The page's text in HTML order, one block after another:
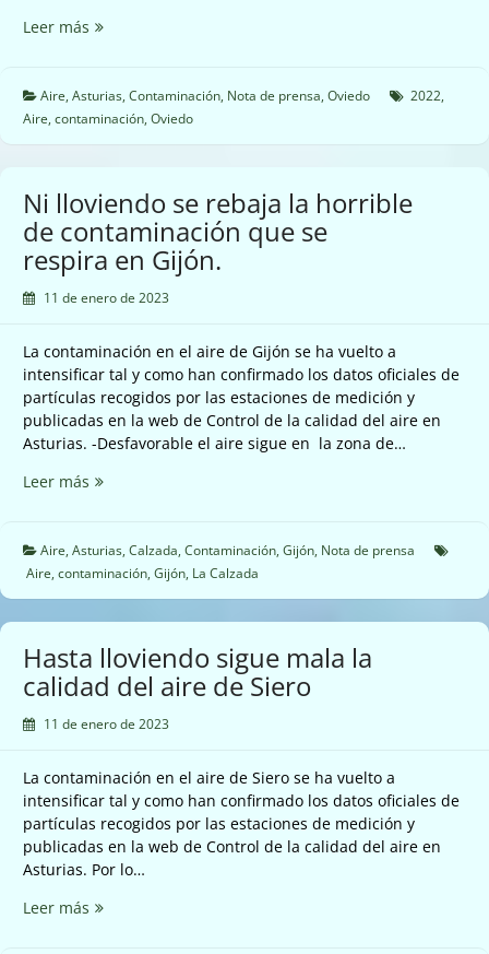
Leer más En
2022
aumentó
la
aire
en
Oviedo
acuerdo
los
datos
oficiales.
Aire, Asturias, Contaminación, Nota de prensa, Oviedo 2022,
Aire, contaminación, Oviedo
Ni lloviendo se rebaja la horrible
de contaminación que se
respira en Gijón.
11 de enero de 2023
La contaminación en el aire de Gijón se ha vuelto a
intensificar tal y como han confirmado los datos oficiales de
partículas recogidos por las estaciones de medición y
publicadas en la web de Control de la calidad del aire en
Asturias. -Desfavorable el aire sigue en la zona de…
Leer más Ni
rebaja
la
horrible
de
que
se
en
Aire, Asturias, Calzada, Contaminación, Gijón, Nota de prensa
Aire, contaminación, Gijón, La Calzada
Hasta lloviendo sigue mala la
calidad del aire de Siero
11 de enero de 2023
La contaminación en el aire de Siero se ha vuelto a
intensificar tal y como han confirmado los datos oficiales de
partículas recogidos por las estaciones de medición y
publicadas en la web de Control de la calidad del aire en
Asturias. Por lo…
Leer más Hasta